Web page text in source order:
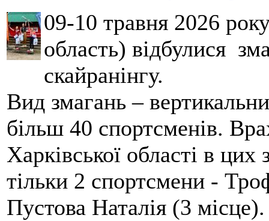
09-10 травня 2026
область) відбулися
скайранінгу.
Вид змагань –
більш 40 спортсменів.
Харківської області в
тільки 2 спортсмени -
Пустова Наталія (3 місце).